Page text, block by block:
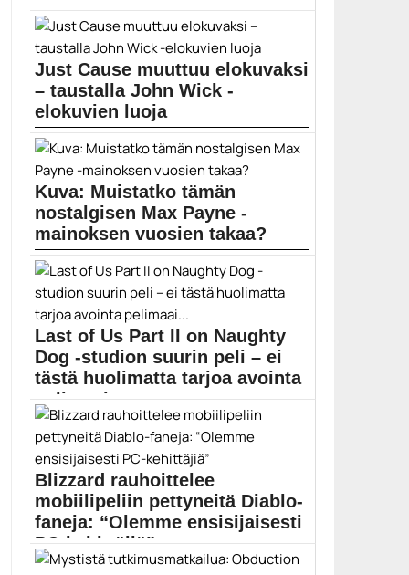
Namco Bandai jatkaa jo julkaisussaan kehutun
Pelit
Just Cause muuttuu elokuvaksi
– taustalla John Wick -
elokuvien luoja
Jo neljänteen osaan ehtinyt Just Cause on
Constantin Films
Kuva: Muistatko tämän
nostalgisen Max Payne -
mainoksen vuosien takaa?
PC Gamer on kaivanut arkistoista legendaarisen
suomalaispelin paperimainoksen...
klassikkopelit
Last of Us Part II on Naughty
Dog -studion suurin peli – ei
tästä huolimatta tarjoa avointa
pelimaai...
Last of Us -jatko-osa ei ole avoimen maailman...
Naughty Dog
Blizzard rauhoittelee
mobiilipeliin pettyneitä Diablo-
faneja: “Olemme ensisijaisesti
PC-kehittäjiä”